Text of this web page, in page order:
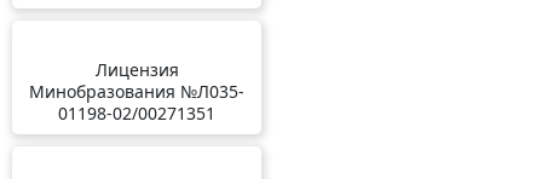
Лицензия
Минобразования №Л035-
01198-02/00271351